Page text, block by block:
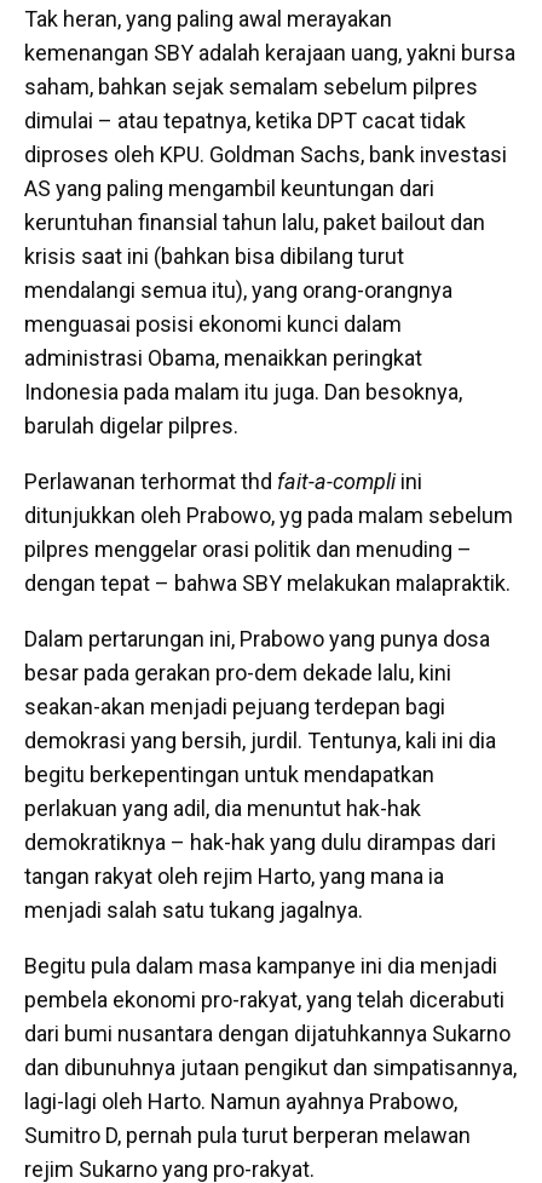
Tak heran, yang paling awal merayakan
kemenangan SBY adalah kerajaan uang, yakni bursa
saham, bahkan sejak semalam sebelum pilpres
dimulai – atau tepatnya, ketika DPT cacat tidak
diproses oleh KPU. Goldman Sachs, bank investasi
AS yang paling mengambil keuntungan dari
keruntuhan finansial tahun lalu, paket bailout dan
krisis saat ini (bahkan bisa dibilang turut
mendalangi semua itu), yang orang-orangnya
menguasai posisi ekonomi kunci dalam
administrasi Obama, menaikkan peringkat
Indonesia pada malam itu juga. Dan besoknya,
barulah digelar pilpres.
Perlawanan terhormat thd fait-a-compliini
ditunjukkan oleh Prabowo, yg pada malam sebelum
pilpres menggelar orasi politik dan menuding –
dengan tepat – bahwa SBY melakukan malapraktik.
Dalam pertarungan ini, Prabowo yang punya dosa
besar pada gerakan pro-dem dekade lalu, kini
seakan-akan menjadi pejuang terdepan bagi
demokrasi yang bersih, jurdil. Tentunya, kali ini dia
begitu berkepentingan untuk mendapatkan
perlakuan yang adil, dia menuntut hak-hak
demokratiknya – hak-hak yang dulu dirampas dari
tangan rakyat oleh rejim Harto, yang mana ia
menjadi salah satu tukang jagalnya.
Begitu pula dalam masa kampanye ini dia menjadi
pembela ekonomi pro-rakyat, yang telah dicerabuti
dari bumi nusantara dengan dijatuhkannya Sukarno
dan dibunuhnya jutaan pengikut dan simpatisannya,
lagi-lagi oleh Harto. Namun ayahnya Prabowo,
Sumitro D, pernah pula turut berperan melawan
rejim Sukarno yang pro-rakyat.